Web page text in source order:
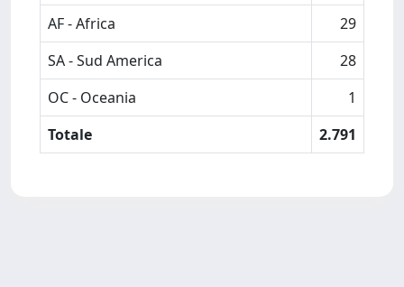
AF - Africa
29
SA - Sud America
28
OC - Oceania
1
Totale
2.791